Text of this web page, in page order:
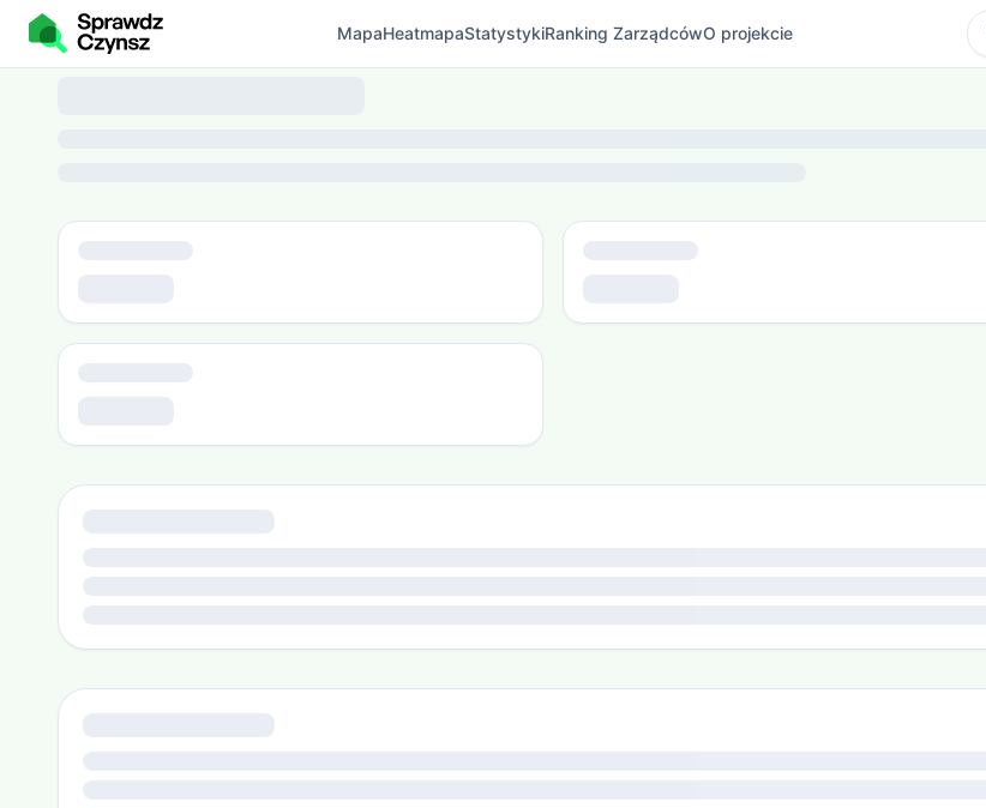
MapaHeatmapaStatystykiRanking ZarządcówO projekcie